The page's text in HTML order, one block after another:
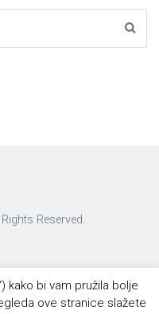
Reserved.
kako bi vam pružila bolje
ove stranice slažete